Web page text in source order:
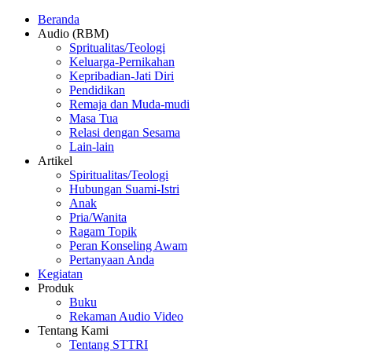
Beranda
Audio (RBM)
Spritualitas/Teologi
Keluarga-Pernikahan
Kepribadian-Jati Diri
Pendidikan
Remaja dan Muda-mudi
Masa Tua
Relasi dengan Sesama
Lain-lain
Artikel
Spiritualitas/Teologi
Hubungan Suami-Istri
Anak
Pria/Wanita
Ragam Topik
Peran Konseling Awam
Pertanyaan Anda
Kegiatan
Produk
Buku
Rekaman Audio Video
Tentang Kami
Tentang STTRI